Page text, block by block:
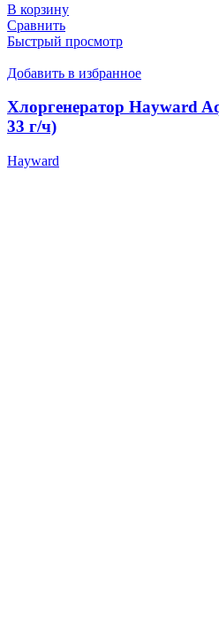
В корзину
Сравнить
Быстрый просмотр
Добавить в избранное
Хлоргенератор Hayward
33 г/ч)
Hayward